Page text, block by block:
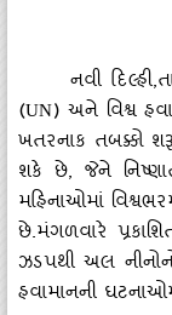
નવી દિલ્‍હી
(UN) અને વિશ્વ
ખતરનાક તબક્કો
શકે છે, જેને
મહિનાઓમાં
છે.મંગળવારે
ઝડપથી અલ
હવામાનની